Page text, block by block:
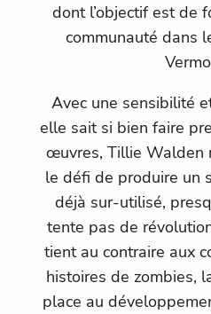
dont l’objectif est de
communauté dans
Avec une sensibilité
elle sait si bien faire
œuvres, Tillie Walden
le défi de produire un
déjà sur-utilisé,
tente pas de
tient au contraire aux
histoires de zombies,
place au